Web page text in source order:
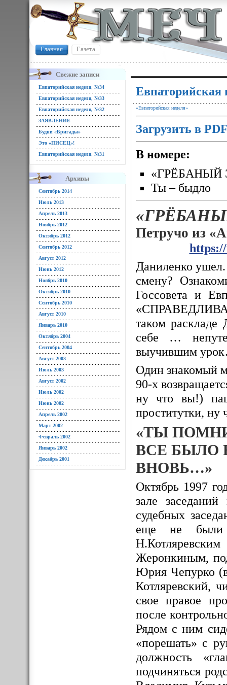
Главная Газета
Свежие записи
Евпаторийская неделя, №34
Евпаторийская неделя, №33
Евпаторийская неделя, №32
ЗАЯВЛЕНИЕ
Будни «Бригады»
Это «ПИСЕЦ»!
Евпаторийская неделя, №31
Архивы
Сентябрь 2014
Июль 2013
Апрель 2013
Ноябрь 2012
Октябрь 2012
Сентябрь 2012
Август 2012
Июнь 2012
Ноябрь 2010
Октябрь 2010
Сентябрь 2010
Август 2010
Январь 2010
Октябрь 2004
Сентябрь 2004
Август 2003
Июль 2003
Август 2002
Июль 2002
Июнь 2002
Апрель 2002
Март 2002
Февраль 2002
Январь 2002
Декабрь 2001
Евпаторийская
«Евпаторийская неделя»
Загрузить в
В номере:
«ГРЁБАНЫЙ
Ты – быдло
Петручо из
Даниленко
смену?
Госсовета и
таком раскладе
себе …
выучившим
Один знакомый
90-х
ну что вы!)
проститутки,
«ТЫ
ВСЕ БЫЛО
ВНОВЬ…»
Октябрь 1997
зале
судебных
еще не были
Жеронкиным,
Юрия Чепурко
Котляревский,
свое правое
после
Рядом с ним
«порешать» с
должность
подчиняться